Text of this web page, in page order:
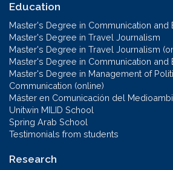
Education
Master's Degree in Communication and
Master's Degree in Travel Journalism
Master's Degree in Travel Journalism
Master's Degree in Communication and
Master's Degree in Management of
Communication (online)
Máster en Comunicación del
Unitwin MILID School
Spring Arab School
Testimonials from students
Research